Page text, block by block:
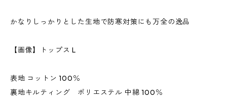
かなりしっかりとした生地で防寒対策にも万全の逸品
【画像】トップス L
表地 コットン 100％
裏地キルティング ポリエステル 中綿 100％